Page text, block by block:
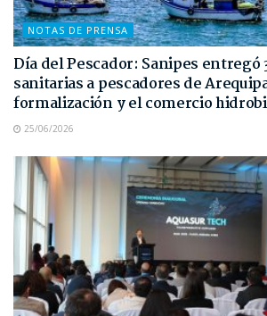
NOTAS DE PRENSA
Día del Pescador: Sanipes
sanitarias a pescadores de
formalización y el comercio
25/06/2026